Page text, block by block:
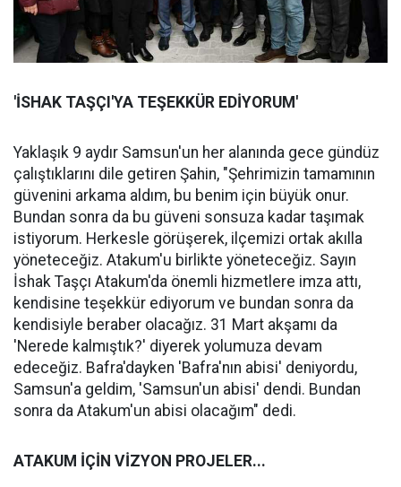
'İSHAK TAŞÇI'YA TEŞEKKÜR EDİYORUM'
Yaklaşık 9 aydır Samsun'un her alanında gece gündüz
çalıştıklarını dile getiren Şahin, "Şehrimizin tamamının
güvenini arkama aldım, bu benim için büyük onur.
Bundan sonra da bu güveni sonsuza kadar taşımak
istiyorum. Herkesle görüşerek, ilçemizi ortak akılla
yöneteceğiz. Atakum'u birlikte yöneteceğiz. Sayın
İshak Taşçı Atakum'da önemli hizmetlere imza attı,
kendisine teşekkür ediyorum ve bundan sonra da
kendisiyle beraber olacağız. 31 Mart akşamı da
'Nerede kalmıştık?' diyerek yolumuza devam
edeceğiz. Bafra'dayken 'Bafra'nın abisi' deniyordu,
Samsun'a geldim, 'Samsun'un abisi' dendi. Bundan
sonra da Atakum'un abisi olacağım" dedi.
ATAKUM İÇİN VİZYON PROJELER...